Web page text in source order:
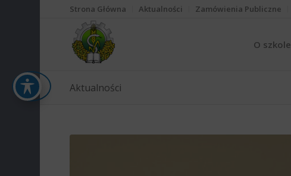
Strona Główna Aktualności Zamówienia Publiczne
O szkole
Aktualności